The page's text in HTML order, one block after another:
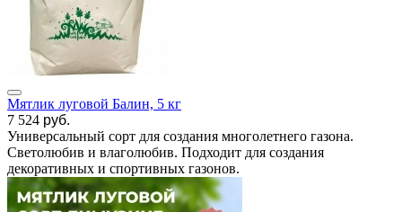
Мятлик луговой Балин, 5 кг
7 524 руб.
Универсальный сорт для создания многолетнего газона.
Светолюбив и влаголюбив. Подходит для создания
декоративных и спортивных газонов.